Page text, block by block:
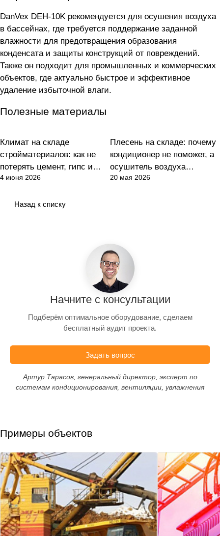
DanVex DEH-10K рекомендуется для осушения воздуха
в бассейнах, где требуется поддержание заданной
влажности для предотвращения образования
конденсата и защиты конструкций от повреждений.
Также он подходит для промышленных и коммерческих
объектов, где актуально быстрое и эффективное
удаление избыточной влаги.
Полезные материалы
Осушение
Климат на складе
стройматериалов: как не
потерять цемент, гипс и
клеи
4 июня 2026
Осушение
Плесень на складе: почему
кондиционер не поможет, а
осушитель воздуха
окупается за одну партию
20 мая 2026
Назад к списку
Начните с консультации
Подберём оптимальное оборудование, сделаем
бесплатный аудит проекта.
Задать вопрос
Артур Тарасов, генеральный директор, эксперт по
системам кондиционирования, вентиляции, увлажнения
Примеры объектов